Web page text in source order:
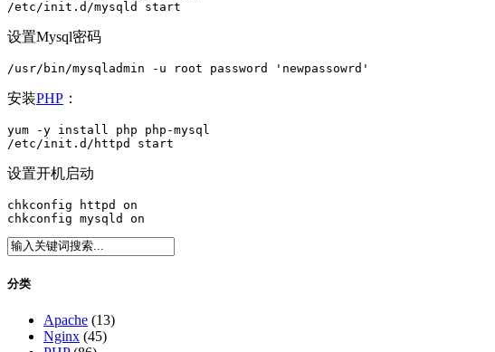
/etc/init.d/mysqld start
设置Mysql密码
/usr/bin/mysqladmin -u root password 'newpassowrd'
安装PHP ：
yum -y install php php-mysql
/etc/init.d/httpd start
设置开机启动
chkconfig httpd on
chkconfig mysqld on
分类
Apache (13)
Nginx (45)